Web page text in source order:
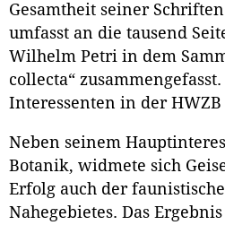
Gesamtheit seiner
umfasst an die tausend
Wilhelm Petri in dem
collecta“
Interessenten in der
Neben seinem
Botanik, widmete sich
Erfolg auch der
Nahegebietes. Das